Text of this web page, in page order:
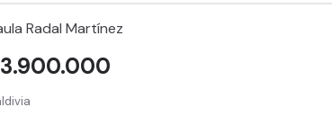
Radal Martínez